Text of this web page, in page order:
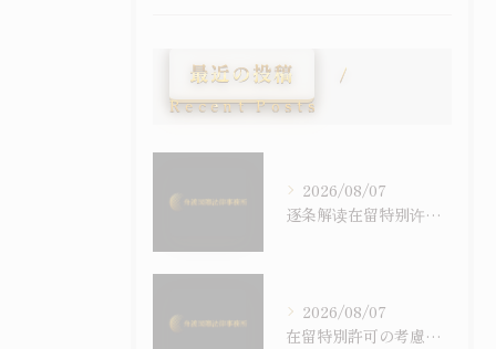
最近の投稿
Recent Posts
2026/08/07
逐条解读在留特别许可之考量事由｜令和6年施行之入管法50条5项与主张之构筑
2026/08/07
在留特別許可の考慮事情を逐条で読む｜令和6年施行の入管法50条5項と主張の組み立て方